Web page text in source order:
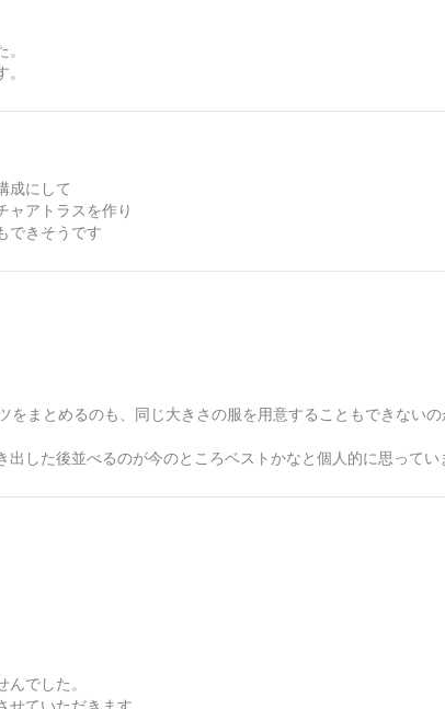
成にして
ャアトラスを作り
できそうです
をまとめるのも、同じ大きさの服を用意することもできない
した後並べるのが今のところベストかなと個人的に思ってい
でした。